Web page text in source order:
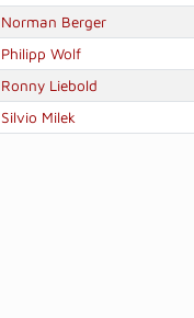
Norman Berger
Philipp Wolf
Ronny Liebold
Silvio Milek